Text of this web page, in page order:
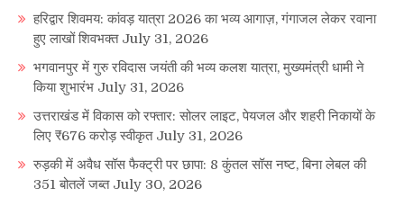
हरिद्वार शिवमय: कांवड़ यात्रा 2026 का भव्य आगाज़, गंगाजल लेकर रवाना
हुए लाखों शिवभक्त July 31, 2026
भगवानपुर में गुरु रविदास जयंती की भव्य कलश यात्रा, मुख्यमंत्री धामी ने
किया शुभारंभ July 31, 2026
उत्तराखंड में विकास को रफ्तार: सोलर लाइट, पेयजल और शहरी निकायों के
लिए ₹676 करोड़ स्वीकृत July 31, 2026
रुड़की में अवैध सॉस फैक्ट्री पर छापा: 8 कुंतल सॉस नष्ट, बिना लेबल की
351 बोतलें जब्त July 30, 2026